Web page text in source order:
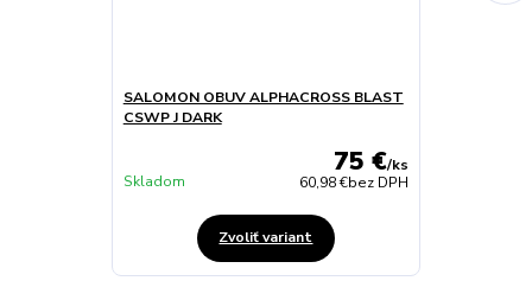
SALOMON OBUV ALPHACROSS BLAST
CSWP J DARK
75 €/ks
60,98 €bez DPH
Skladom
Zvoliť variant